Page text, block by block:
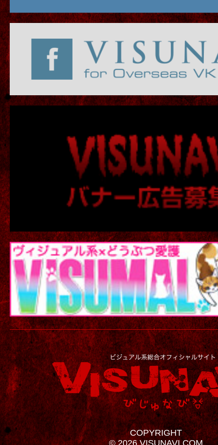
COPYRIGHT